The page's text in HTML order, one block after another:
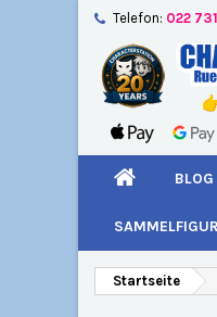
Telefon: 022
BLOG
Startseite